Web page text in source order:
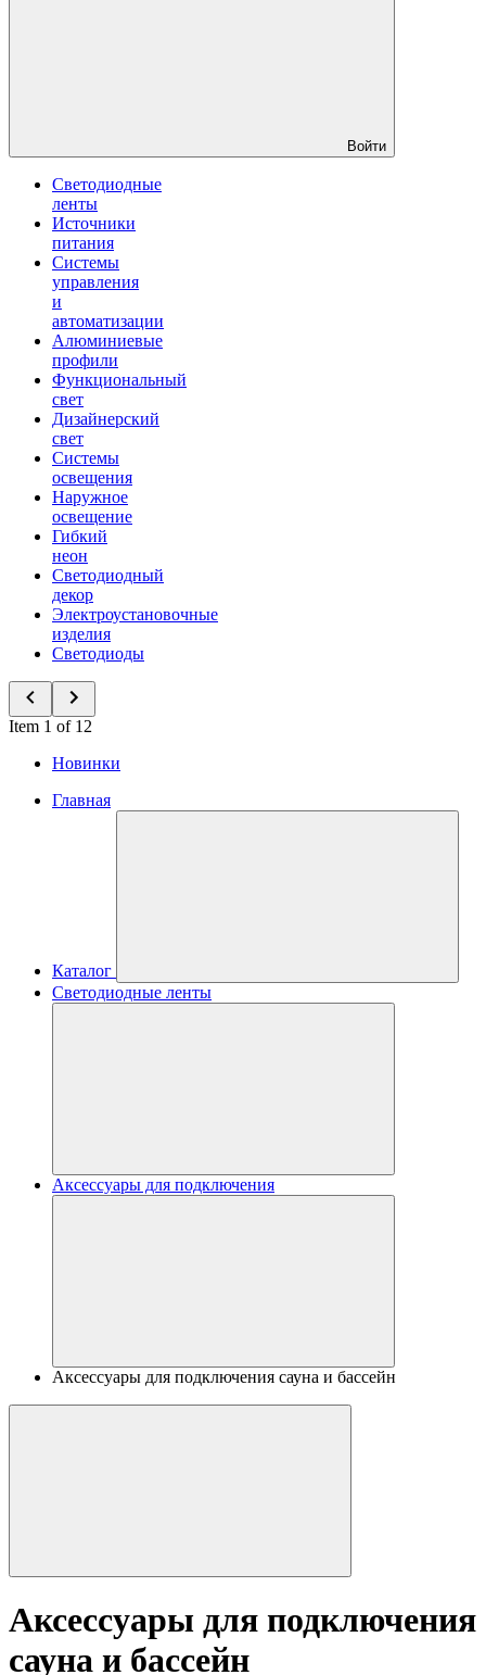
Войти
Светодиодные
ленты
Источники
питания
Системы
управления
и
автоматизации
Алюминиевые
профили
Функциональный
свет
Дизайнерский
свет
Системы
освещения
Наружное
освещение
Гибкий
неон
Светодиодный
декор
Электроустановочные
изделия
Светодиоды
Item 1 of 12
Новинки
Главная
Каталог
Светодиодные ленты
Аксессуары для подключения
Аксессуары для подключения сауна и бассейн
Аксессуары для подключения
сауна и бассейн